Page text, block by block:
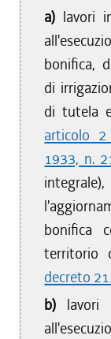
a) lavori
bonifica,
di
di tutela
articolo
1933, n.
bonifica
territorio
decreto
b) lavori